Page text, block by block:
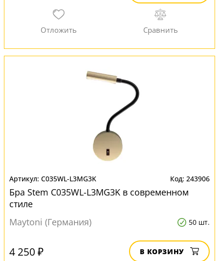
C035WL-L3MG3K 243906
Бра Stem C035WL-L3MG3K в современном
стиле
Maytoni (Германия)
50 шт.
4 250 ₽ В КОРЗИНУ